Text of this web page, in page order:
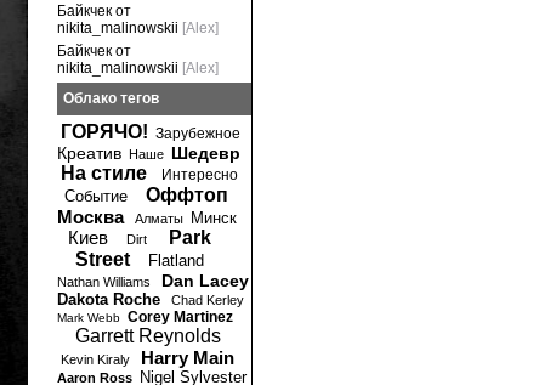
Байкчек от
nikita_malinowskii [Alex]
Байкчек от
nikita_malinowskii [Alex]
Облако тегов
ГОРЯЧО! Зарубежное
Креатив Наше Шедевр
На стиле Интересно
Событие
Оффтоп
Москва
Алматы Минск
Киев Dirt
Park
Street
Flatland
Nathan Williams Dan Lacey
Dakota Roche Chad Kerley
Mark Webb Corey Martinez
Garrett Reynolds
Kevin Kiraly Harry Main
Aaron Ross Nigel Sylvester